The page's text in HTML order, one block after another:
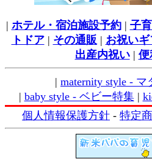
| ホテル・宿泊施設予約| 子
トドア| その通販 | お祝いギ
出産内祝い| 便
| maternity style -
| baby style - ベビー特集|
個人情報保護方針 - 特定